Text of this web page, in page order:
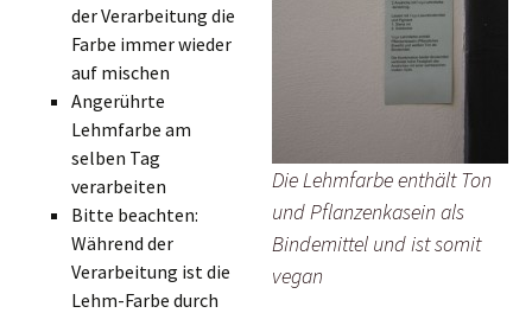
Die Lehmfarbe enthält Ton
und Pflanzenkasein als
Bindemittel und ist somit
vegan
der Verarbeitung die
Farbe immer wieder
auf mischen
Angerührte
Lehmfarbe am
selben Tag
verarbeiten
Bitte beachten:
Während der
Verarbeitung ist die
Lehm-Farbe durch